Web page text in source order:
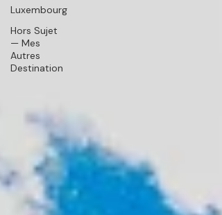
Luxembourg
Hors Sujet
— Mes
Autres
Destination